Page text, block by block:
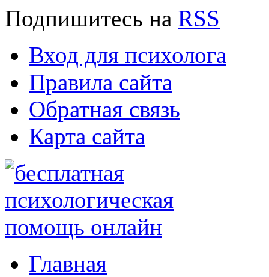
Подпишитесь на RSS
Вход для психолога
Правила сайта
Обратная связь
Карта сайта
Главная